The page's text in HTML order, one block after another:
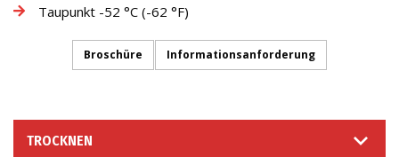
Taupunkt -52 °C (-62 °F)
Broschüre Informationsanforderung
TROCKNEN